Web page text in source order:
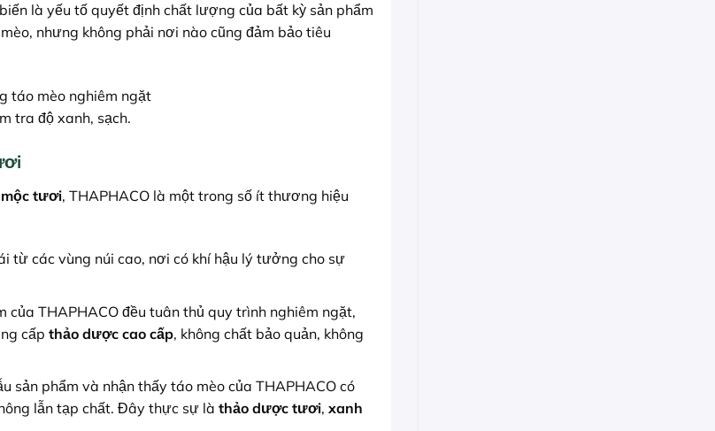
là yếu tố quyết định chất lượng của bất kỳ sản phẩm
nhưng không phải nơi nào cũng đảm bảo tiêu
tra độ xanh, sạch.
tươi, THAPHACO là một trong số ít thương hiệu
từ các vùng núi cao, nơi có khí hậu lý tưởng cho sự
THAPHACO đều tuân thủ quy trình nghiêm ngặt,
cấp thảo dược cao cấp, không chất bảo quản, không
sản phẩm và nhận thấy táo mèo của THAPHACO có
lẫn tạp chất. Đây thực sự là thảo dược tươi, xanh